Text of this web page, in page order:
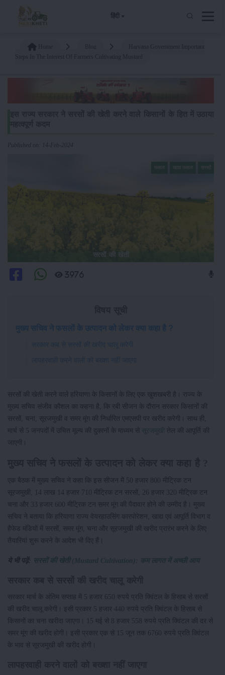
हिंदी
Published on: 14-Feb-2024
सरसों की खेती
3976
मुख्य सचिव ने फसलों के उत्पादन को लेकर क्या कहा है ?
सरकार कब से सरसों की खरीद चालू करेगी
लापहरवाही करने वालों को बख्शा नहीं जाएगा
सरसों की खेती करने वाले हरियाणा के किसानों के लिए एक खुशखबरी है। राज्य के
मुख्य सचिव संजीव कौशल का कहना है, कि रबी सीजन के दौरान सरकार किसानों की
सरसों, चना, सूरजमुखी व समर मूंग की निर्धारित एमएसपी पर खरीद करेगी। साथ ही,
मार्च से 5 जनपदों में उचित मूल्य की दुकानों के माध्यम से सूरजमुखी
तेल की आपूर्ति की
जाएगी।
एक बैठक में मुख्य सचिव ने कहा कि इस सीजन में 50 हजार 800 मीट्रिक टन
सूरजमुखी, 14 लाख 14 हजार 710 मीट्रिक टन सरसों, 26 हजार 320 मीट्रिक टन
चना और 33 हजार 600 मीट्रिक टन समर मूंग की पैदावार होने की उम्मीद है। मुख्य
सचिव ने बताया कि हरियाणा राज्य वेयरहाउसिंग कारपोरेशन, खाद्य एवं आपूर्ति विभाग व
हैफेड मंडियों में सरसों, समर मूंग, चना और सूरजमुखी की खरीद प्रारंभ करने के लिए
तैयारियां शुरू करने के आदेश भी दिए हैं।
ये भी पढ़ें: सरसों की खेती (Mustard Cultivation): कम लागत में अच्छी आय
सरकार मार्च के अंतिम सप्ताह में 5 हजार 650 रुपये प्रति क्विंटल के हिसाब से सरसों
की खरीद चालू करेगी। इसी प्रकार 5 हजार 440 रुपये प्रति क्विंटल के हिसाब से
किसानों का चना खरीदा जाएगा। 15 मई से 8 हजार 558 रुपये प्रति क्विंटल की दर से
समर मूंग की खरीद होगी। इसी प्रकार एक से 15 जून तक 6760 रुपये प्रति क्विंटल
के भाव से सूरजमुखी की खरीद होगी।